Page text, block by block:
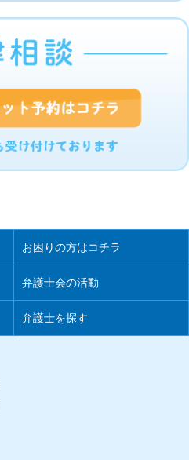
お困りの方はコチラ
弁護士会の活動
弁護士を探す